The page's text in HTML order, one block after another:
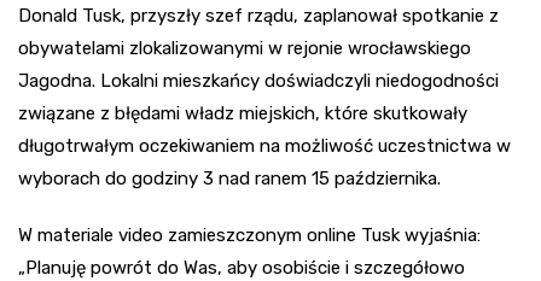
Donald Tusk, przyszły szef rządu, zaplanował spotkanie z
obywatelami zlokalizowanymi w rejonie wrocławskiego
Jagodna. Lokalni mieszkańcy doświadczyli niedogodności
związane z błędami władz miejskich, które skutkowały
długotrwałym oczekiwaniem na możliwość uczestnictwa w
wyborach do godziny 3 nad ranem 15 października.
W materiale video zamieszczonym online Tusk wyjaśnia:
„Planuję powrót do Was, aby osobiście i szczegółowo